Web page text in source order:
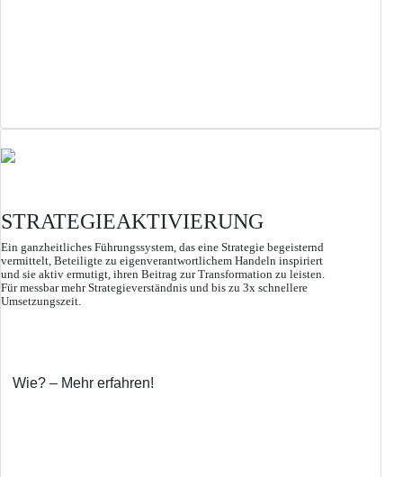
STRATEGIEAKTIVIERUNG
Ein ganzheitliches Führungssystem, das eine Strategie begeisternd
vermittelt, Beteiligte zu eigenverantwortlichem Handeln inspiriert
und sie aktiv ermutigt, ihren Beitrag zur Transformation zu leisten.
Für messbar mehr Strategieverständnis und bis zu 3x schnellere
Umsetzungszeit.
Wie? – Mehr erfahren!